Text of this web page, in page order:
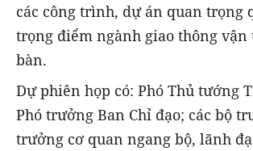
các công trình, dự án quan trọng
trọng điểm ngành giao thông
bàn.
Dự phiên họp có: Phó Thủ tướng
Phó trưởng Ban Chỉ đạo; các bộ
trưởng cơ quan ngang bộ, lãnh